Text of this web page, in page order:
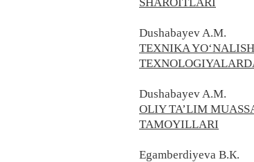
Dushabayev A.M.
TEXNIKA
Dushabayev A.M.
OLIY TA’LIM
TAMOYILLARI
​Egamberdiyeva B.К.